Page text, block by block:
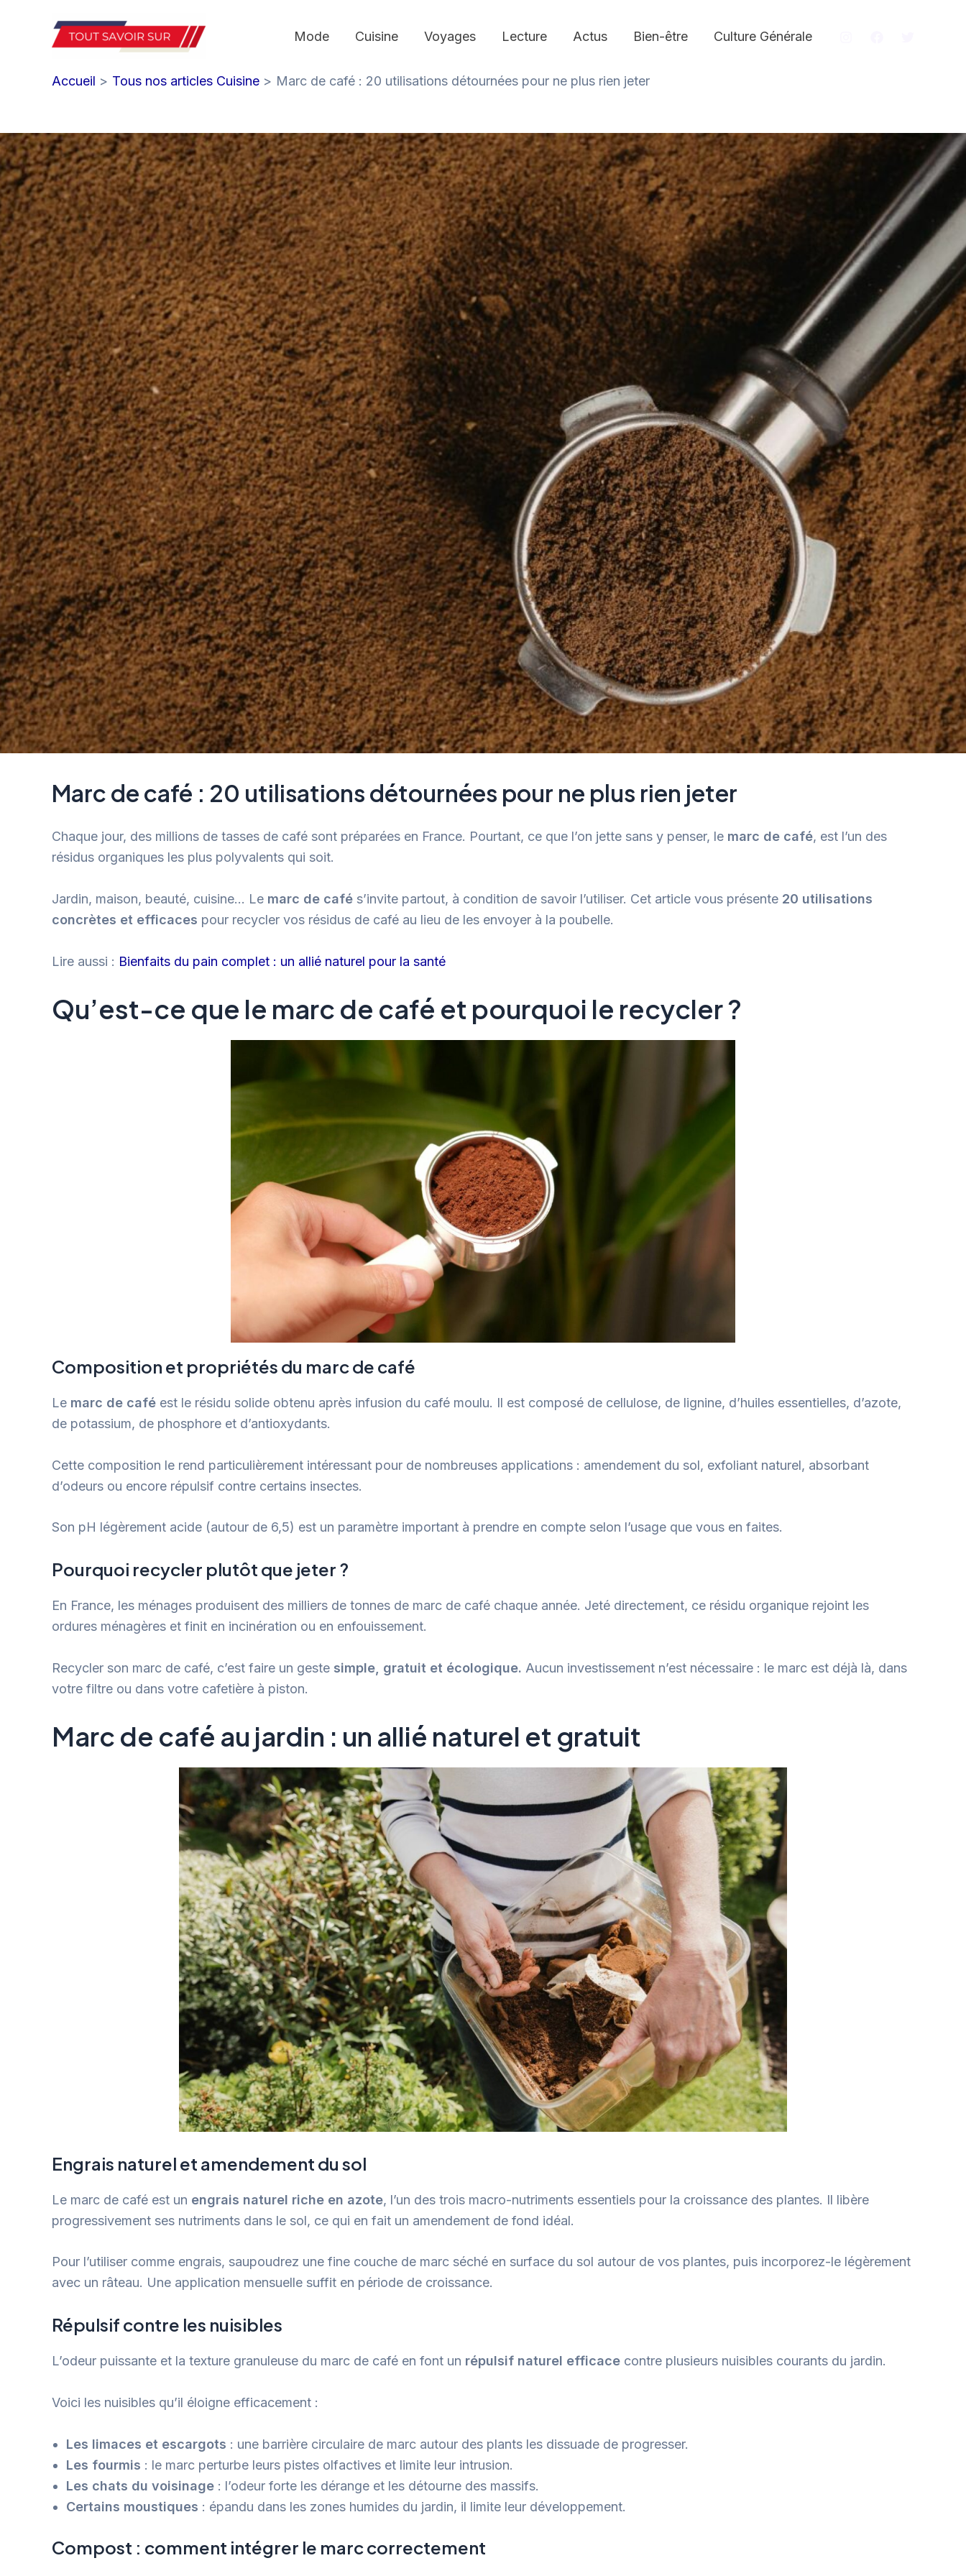
Mode Cuisine Voyages Lecture Actus Bien-être Culture Générale
Accueil Tous nos articles Cuisine Marc de café : 20 utilisations détournées pour ne plus rien jeter
Marc de café : 20 utilisations détournées pour ne plus rien jeter
Chaque jour, des millions de tasses de café sont préparées en France. Pourtant, ce que l’on jette sans y penser, le marc de café, est l’un des
résidus organiques les plus polyvalents qui soit.
Jardin, maison, beauté, cuisine… Le marc de café s’invite partout, à condition de savoir l’utiliser. Cet article vous présente 20 utilisations
concrètes et efficaces pour recycler vos résidus de café au lieu de les envoyer à la poubelle.
Lire aussi : Bienfaits du pain complet : un allié naturel pour la santé
Qu’est-ce que le marc de café et pourquoi le recycler ?
Composition et propriétés du marc de café
Le marc de café est le résidu solide obtenu après infusion du café moulu. Il est composé de cellulose, de lignine, d’huiles essentielles, d’azote,
de potassium, de phosphore et d’antioxydants.
Cette composition le rend particulièrement intéressant pour de nombreuses applications : amendement du sol, exfoliant naturel, absorbant
d’odeurs ou encore répulsif contre certains insectes.
Son pH légèrement acide (autour de 6,5) est un paramètre important à prendre en compte selon l’usage que vous en faites.
Pourquoi recycler plutôt que jeter ?
En France, les ménages produisent des milliers de tonnes de marc de café chaque année. Jeté directement, ce résidu organique rejoint les
ordures ménagères et finit en incinération ou en enfouissement.
Recycler son marc de café, c’est faire un geste simple, gratuit et écologique. Aucun investissement n’est nécessaire : le marc est déjà là, dans
votre filtre ou dans votre cafetière à piston.
Marc de café au jardin : un allié naturel et gratuit
Engrais naturel et amendement du sol
Le marc de café est un engrais naturel riche en azote, l’un des trois macro-nutriments essentiels pour la croissance des plantes. Il libère
progressivement ses nutriments dans le sol, ce qui en fait un amendement de fond idéal.
Pour l’utiliser comme engrais, saupoudrez une fine couche de marc séché en surface du sol autour de vos plantes, puis incorporez-le légèrement
avec un râteau. Une application mensuelle suffit en période de croissance.
Répulsif contre les nuisibles
L’odeur puissante et la texture granuleuse du marc de café en font un répulsif naturel efficace contre plusieurs nuisibles courants du jardin.
Voici les nuisibles qu’il éloigne efficacement :
Les limaces et escargots : une barrière circulaire de marc autour des plants les dissuade de progresser.
Les fourmis : le marc perturbe leurs pistes olfactives et limite leur intrusion.
Les chats du voisinage : l’odeur forte les dérange et les détourne des massifs.
Certains moustiques : épandu dans les zones humides du jardin, il limite leur développement.
Compost : comment intégrer le marc correctement